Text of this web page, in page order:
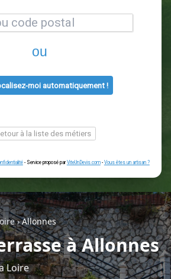
votre projet :
ou
moi automatiquement !
Retour à la liste des métiers
CGU-Confidentialité - Service proposé parViteUnDevis.com-Vous
›Allonnes
à Allonnes
Loire